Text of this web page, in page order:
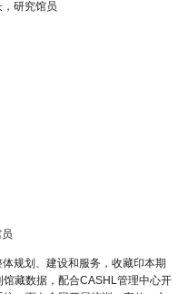
研究馆员
规划、建设和服务，收藏印本期
藏数据，配合CASHL管理中心开